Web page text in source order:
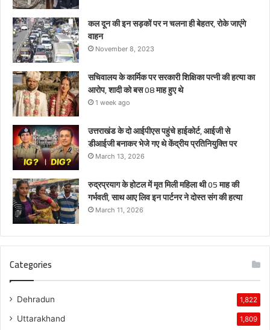
कल दून की इन सड़कों पर न चलना ही बेहतर, रोके जाएंगे
वाहन
November 8, 2023
सचिवालय के कार्मिक पर सरकारी शिक्षिका पत्नी की हत्या का
आरोप, शादी को बस 08 माह हुए थे
1 week ago
उत्तराखंड के दो आईपीएस पहुंचे हाईकोर्ट, आईजी से
डीआईजी बनाकर भेजे गए थे केंद्रीय प्रतिनियुक्ति पर
March 13, 2026
रुद्रप्रयाग के होटल में मृत मिली महिला थी 05 माह की
गर्भवती, साथ आए लिव इन पार्टनर ने दोस्त संग की हत्या
March 11, 2026
Categories
Dehradun 1,822
Uttarakhand 1,809